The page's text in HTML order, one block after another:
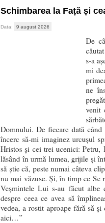
Schimbarea la Față și
Data: 9 august 2026
De
s-a
mi
ne
venit
Domnului. De fiecare dată
încerc să-mi imaginez urcușul
Hristos și cei trei ucenici:
lăsând în urmă lumea, grijile și
să știe că, peste numai câteva
nu mai văzuse. Și, în timp ce Se
Veșmintele Lui s-au făcut
despre ceea ce avea să
vedea, a rostit aproape fără să-
aici…”